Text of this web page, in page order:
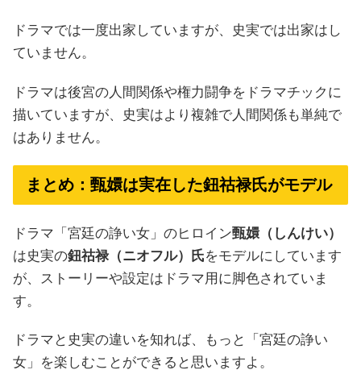
ドラマでは一度出家していますが、史実では出家はし
ていません。
ドラマは後宮の人間関係や権力闘争をドラマチックに
描いていますが、史実はより複雑で人間関係も単純で
はありません。
まとめ：甄嬛は実在した鈕祜禄氏がモデル
ドラマ「宮廷の諍い女」のヒロイン甄嬛（しんけい）
は史実の鈕祜禄（ニオフル）氏をモデルにしています
が、ストーリーや設定はドラマ用に脚色されていま
す。
ドラマと史実の違いを知れば、もっと「宮廷の諍い
女」を楽しむことができると思いますよ。